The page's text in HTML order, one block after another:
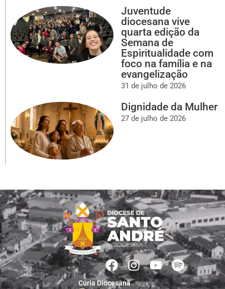
Juventude
diocesana vive
quarta edição da
Semana de
Espiritualidade com
foco na família e na
evangelização
31 de julho de 2026
Dignidade da Mulher
27 de julho de 2026
Cúria Diocesana